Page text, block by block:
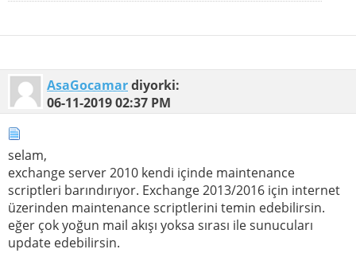
AsaGocamardiyorki:
06-11-201902:37 PM
selam,
exchange server 2010 kendi içinde maintenance
scriptleri barındırıyor. Exchange 2013/2016 için internet
üzerinden maintenance scriptlerini temin edebilirsin.
eğer çok yoğun mail akışı yoksa sırası ile sunucuları
update edebilirsin.